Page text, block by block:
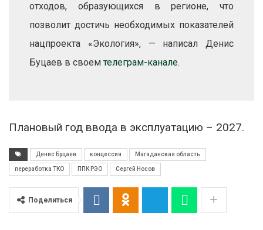
отходов, образующихся в регионе, что
позволит достичь необходимых показателей
нацпроекта «Экология», — написал Денис
Буцаев в своем телеграм-канале.
Плановый год ввода в эксплуатацию – 2027.
Денис Буцаев концессия Магаданская область
переработка ТКО ППК РЭО Сергей Носов
Поделиться